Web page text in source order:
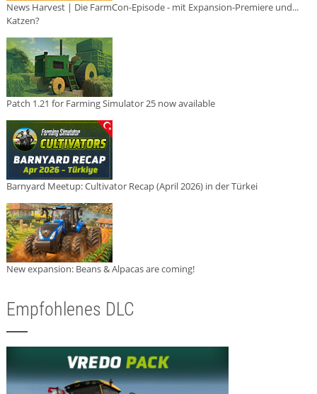
News Harvest | Die FarmCon-Episode - mit Expansion-Premiere und...
Katzen?
Patch 1.21 for Farming Simulator 25 now available
Barnyard Meetup: Cultivator Recap (April 2026) in der Türkei
New expansion: Beans & Alpacas are coming!
Empfohlenes DLC